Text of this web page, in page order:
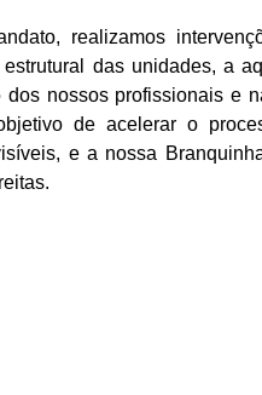
realizamos
das unidades, a
nossos profissionais e
de acelerar o
e a nossa